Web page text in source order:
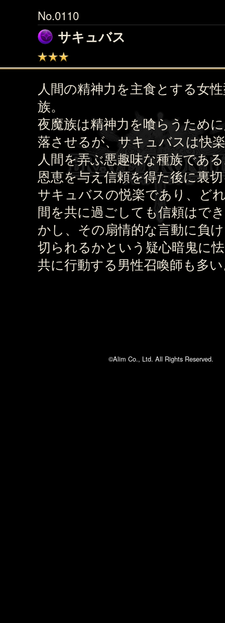
No.0110
サキュバス
人間の精神力を主食とする女
族。
夜魔族は精神力を喰らうため
落させるが、サキュバスは快
人間を弄ぶ悪趣味な種族であ
恩恵を与え信頼を得た後に裏
サキュバスの悦楽であり、ど
間を共に過ごしても信頼はで
かし、その扇情的な言動に負
切られるかという疑心暗鬼に
共に行動する男性召喚師も多
©Alim Co., Ltd. All Rights Reserved.